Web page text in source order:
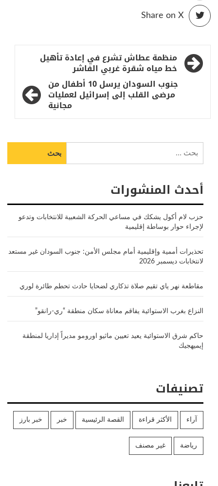
Share on X
تصفّح
المقالات
منظمة عطاش تشرع في إعادة تأهيل
خط مياه شقرة غربي الفاشر
جنوب السودان يرسل 10 أطفال من
مرضى القلب إلى إسرائيل لعمليات
مجانية
عن:
أحدث المنشورات
حزب لام أكول يشكك في مساعي الحركة الشعبية للانتخابات وتدعو
لإجراء حوار بوساطة إقليمية
تحذيرات أممية وإقليمية أمام مجلس الأمن: جنوب السودان غير مستعد
لانتخابات ديسمبر 2026
مقاطعة نهر ياي تقيم صلاة تذكاري لضحايا حادث تحطم طائرة لوري
النزاع بغرب الاستوائية يفاقم معاناة سكان منطقة “ري-رانقو”
حاكم شرق الاستوائية يعيد تعيين ماثيو اورومو مديراً إداريا لمنطقة
إيميهجيك
تصنيفات
آراء الأكثر قراءة القصة الرئيسية خبر خبر بارز
رياضة غير مصنف